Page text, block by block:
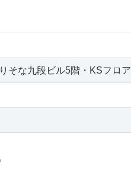
そな九段ビル5階・KSフロア